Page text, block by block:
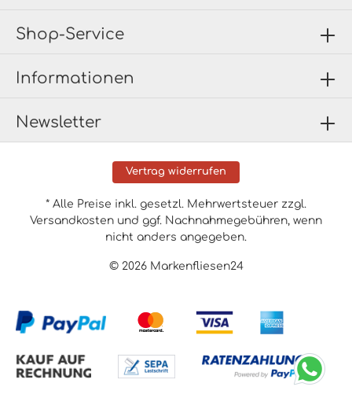
Newsletter
Shop-Service
Informationen
Vertrag widerrufen
© 2026 Markenfliesen24
* Alle Preise inkl. gesetzl. Mehrwertsteuer zzgl.
Versandkosten und ggf. Nachnahmegebühren, wenn
nicht anders angegeben.